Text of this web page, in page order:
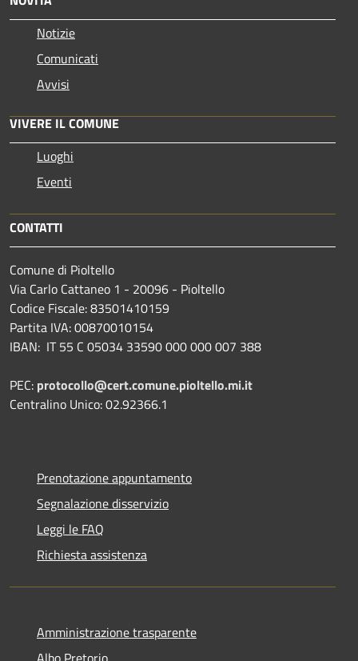
Notizie
Comunicati
Avvisi
VIVERE IL COMUNE
Luoghi
Eventi
CONTATTI
Comune di Pioltello
Via Carlo Cattaneo 1 - 20096 - Pioltello
Codice Fiscale: 83501410159
Partita IVA: 00870010154
IBAN: IT 55 C 05034 33590 000 000 007 388
PEC: protocollo@cert.comune.pioltello.mi.it
Centralino Unico: 02.92366.1
Prenotazione appuntamento
Segnalazione disservizio
Leggi le FAQ
Richiesta assistenza
Amministrazione trasparente